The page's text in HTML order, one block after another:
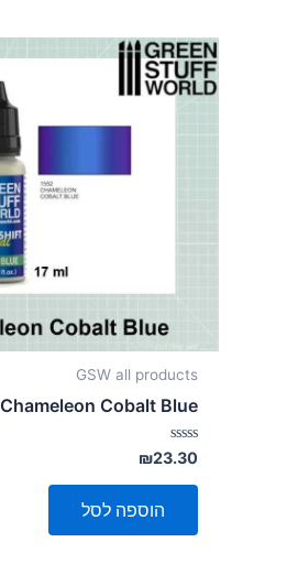
GSW all products
Chameleon Cobalt Blue
דורג
0
מתוך
₪23.30
הוספה לסל